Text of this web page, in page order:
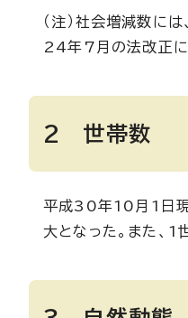
（注）社会増減数に
24年7月の法改正に
2 世帯数
平成30年10月1日
大となった。また、